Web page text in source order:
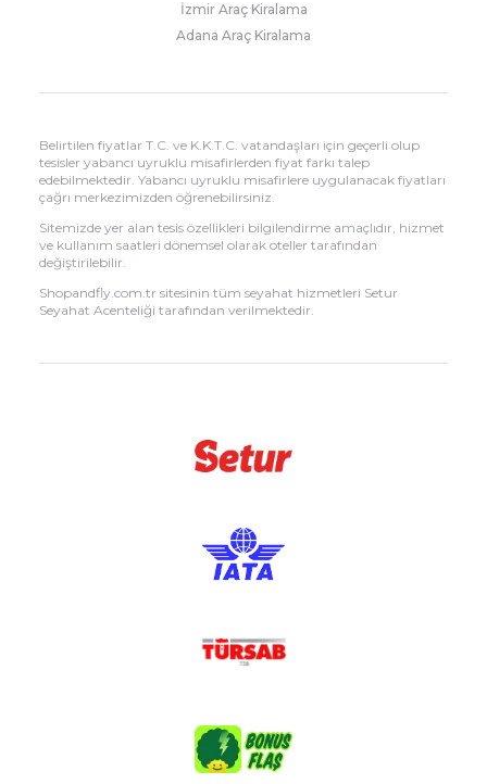
İzmir Araç Kiralama
Adana Araç Kiralama
Belirtilen fiyatlar T.C. ve K.K.T.C. vatandaşları için geçerli olup
tesisler yabancı uyruklu misafirlerden fiyat farkı talep
edebilmektedir. Yabancı uyruklu misafirlere uygulanacak fiyatları
çağrı merkezimizden öğrenebilirsiniz.
Sitemizde yer alan tesis özellikleri bilgilendirme amaçlıdır, hizmet
ve kullanım saatleri dönemsel olarak oteller tarafından
değiştirilebilir.
Shopandfly.com.tr sitesinin tüm seyahat hizmetleri Setur
Seyahat Acenteliği tarafından verilmektedir.